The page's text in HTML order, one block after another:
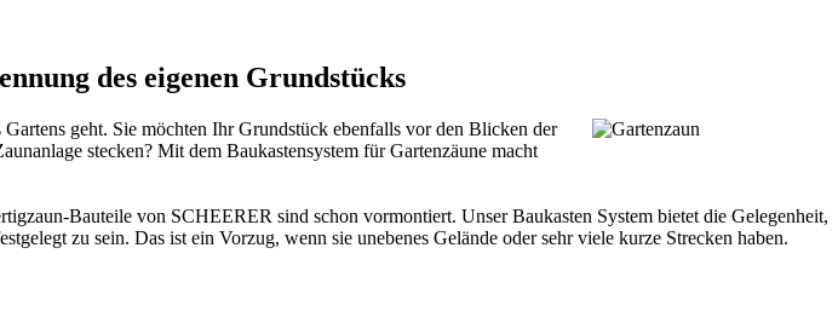
des eigenen Grundstücks
geht. Sie möchten Ihr Grundstück ebenfalls vor den Blicken der
stecken? Mit dem Baukastensystem für Gartenzäune macht
Bauteile von SCHEERER sind schon vormontiert. Unser Baukasten System bietet die Gelegenheit,
zu sein. Das ist ein Vorzug, wenn sie unebenes Gelände oder sehr viele kurze Strecken haben.